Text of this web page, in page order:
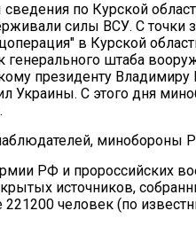
по Курской
силы ВСУ. С точки
в Курской
генерального штаба
президенту
Украины. С этого дня
минобороны
РФ и пророссийских
источников,
человек (по